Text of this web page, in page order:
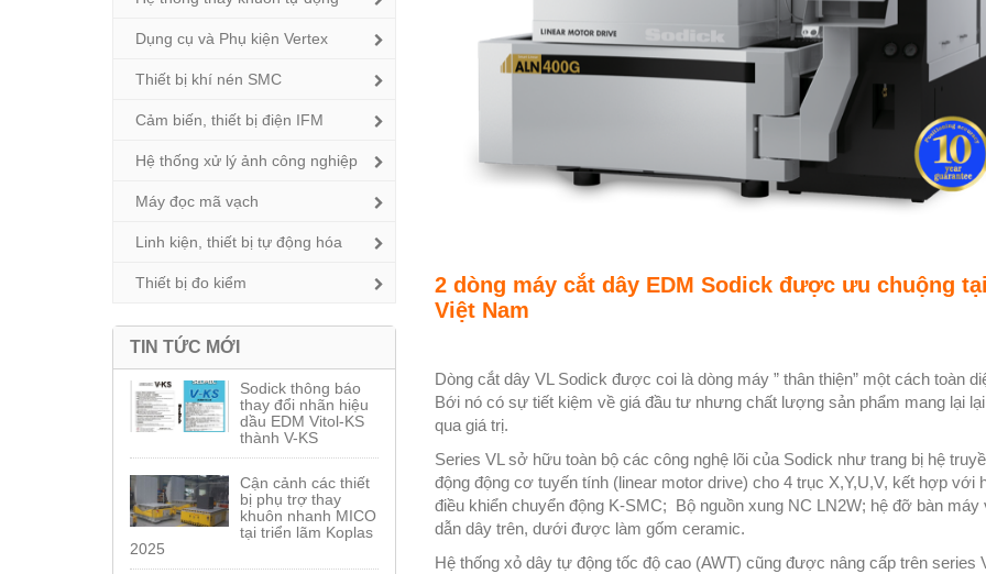
Dụng cụ và Phụ kiện Vertex
Thiết bị khí nén SMC
Cảm biến, thiết bị điện IFM
Hệ thống xử lý ảnh công nghiệp
Máy đọc mã vạch
Linh kiện, thiết bị tự động hóa
Thiết bị đo kiểm
TIN TỨC MỚI
Sodick thông báo
thay đổi nhãn hiệu
dầu EDM Vitol-KS
thành V-KS
Cận cảnh các thiết
bị phụ trợ thay
khuôn nhanh MICO
tại triển lãm Koplas
2025
2 dòng máy cắt dây EDM Sodick được ưu chuộng
Việt Nam
Dòng cắt dây VL Sodick được coi là dòng máy ” thân thiện” một cách toàn
Bới nó có sự tiết kiệm về giá đầu tư nhưng chất lượng sản phẩm mang lại
qua giá trị.
Series VL sở hữu toàn bộ các công nghệ lõi của Sodick như trang bị hệ
động động cơ tuyến tính (linear motor drive) cho 4 trục X,Y,U,V, kết hợp với
điều khiển chuyển động K-SMC; Bộ nguồn xung NC LN2W; hệ đỡ bàn máy
dẫn dây trên, dưới được làm gốm ceramic.
Hệ thống xỏ dây tự động tốc độ cao (AWT) cũng được nâng cấp trên series